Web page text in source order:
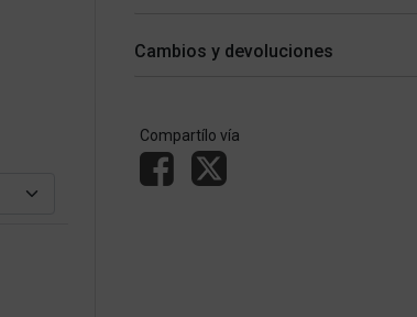
Cambios y devoluciones
Compartílo vía